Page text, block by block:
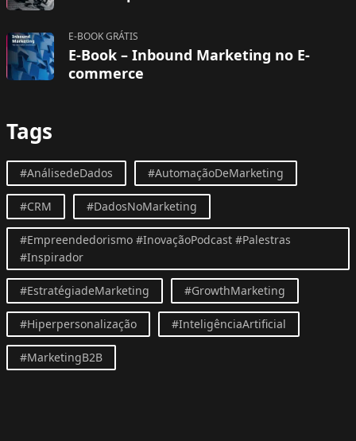
E-BOOK GRÁTIS
E-Book – Inbound Marketing no E-
commerce
Tags
#AnálisedeDados #AutomaçãoDeMarketing
#CRM #DadosNoMarketing
#Empreendedorismo #InovaçãoPodcast #Palestras
#Inspirador
#EstratégiadeMarketing #GrowthMarketing
#Hiperpersonalização #InteligênciaArtificial
#MarketingB2B